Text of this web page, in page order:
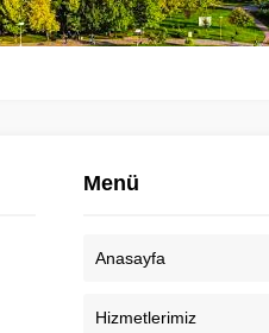
Menü
Anasayfa
Hizmetlerimiz